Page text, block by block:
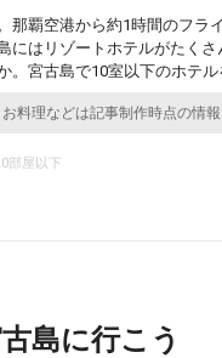
那覇空港から約1時間のフ
にはリゾートホテルがたく
宮古島で10室以下のホテル
部屋以下
島に行こう